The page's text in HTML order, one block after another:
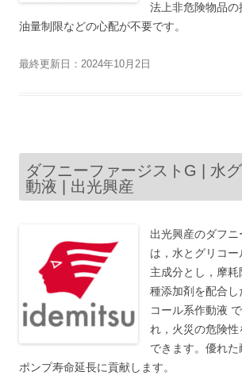
法上非危険物品の
油量制限などの心配が不要です。
最終更新日：2024年10月2日
ダフニーファージストG | 水
動液 | 出光興産
出光興産のダフ
は，水とグリコ
主成分とし，摩
種添加剤を配合し
コール系作動液
れ，火災の危険
できます。優れた
ポンプ寿命延長に貢献します。